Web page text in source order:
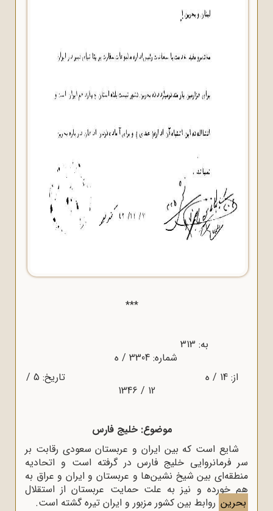
***
شماره: 3304 / ه‌
از: 14 / ه‌ تاریخ: 5 /
12 / 1346
موضوع: خلیج فارس
شایع است که بین ایران و عربستان سعودی رقابت بر
سر فرمانروایی خلیج فارس در گرفته است و اتحادیه
منطقه‌ای بین شیخ نشین‌ها و عربستان و ایران و عراق به
هم خورده و نیز به علت حمایت عربستان از استقلال
بحرین روابط بین کشور مزبور و ایران تیره گشته است.